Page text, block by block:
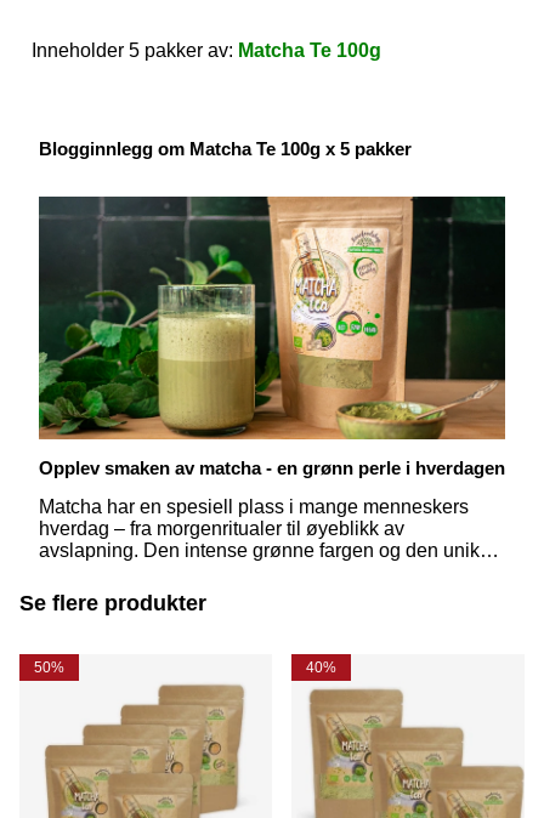
Inneholder 5 pakker av: Matcha Te 100g
Blogginnlegg om Matcha Te 100g x 5 pakker
Opplev smaken av matcha - en grønn perle i hverdagen
Matcha har en spesiell plass i mange menneskers
hverdag – fra morgenritualer til øyeblikk av
avslapning. Den intense grønne fargen og den unike
eksperimentere på kjøkkenet. Men hva er egentlig
matcha, og hvordan kan vi bruke denne fantastiske
Se flere produkter
50% 40%